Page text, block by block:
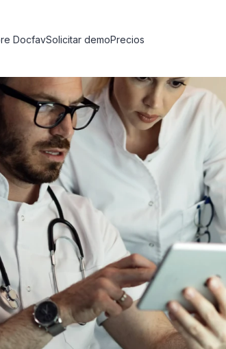
DocfavSolicitar demoPrecios